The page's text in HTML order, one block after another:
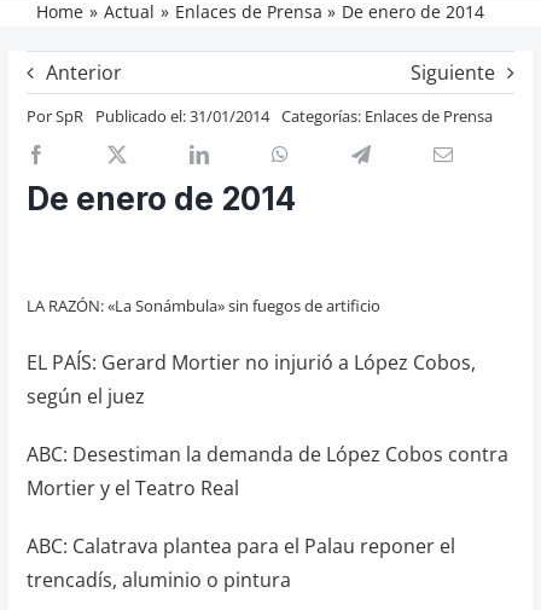
Actual
Artículos
Previos de ópera
Entrevistas
Recomendación
Home Actual Enlaces de Prensa De enero de 2014
Anterior Siguiente
PorSpR Publicado el: 31/01/2014 Categorías: Enlaces de Prensa
De enero de 2014
LA RAZÓN: «La Sonámbula» sin fuegos de artificio
EL PAÍS: Gerard Mortier no injurió a López Cobos,
según el juez
ABC: Desestiman la demanda de López Cobos contra
Mortier y el Teatro Real
ABC: Calatrava plantea para el Palau reponer el
trencadís, aluminio o pintura